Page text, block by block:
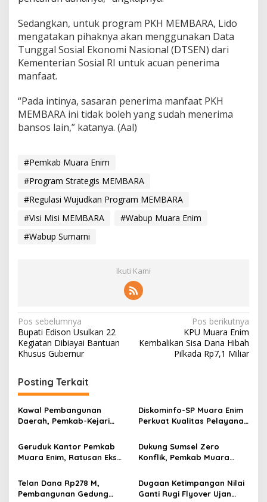
Sedangkan, untuk program PKH MEMBARA, Lido
mengatakan pihaknya akan menggunakan Data
Tunggal Sosial Ekonomi Nasional (DTSEN) dari
Kementerian Sosial RI untuk acuan penerima
manfaat.
“Pada intinya, sasaran penerima manfaat PKH
MEMBARA ini tidak boleh yang sudah menerima
bansos lain,” katanya. (Aal)
#Pemkab Muara Enim
#Program Strategis MEMBARA
#Regulasi Wujudkan Program MEMBARA
#Visi Misi MEMBARA
#Wabup Muara Enim
#Wabup Sumarni
Ikuti Kami
N
a
v
i
g
a
s
i
p
o
s
Pos sebelumnya
Bupati Edison Usulkan 22
Kegiatan Dibiayai Bantuan
Khusus Gubernur
Pos berikutnya
KPU Muara Enim
Kembalikan Sisa Dana Hibah
Pilkada Rp7,1 Miliar
Posting Terkait
Kawal Pembangunan
Daerah, Pemkab-Kejari
Pendampingan Hukum
Diskominfo-SP Muara Enim
Perkuat Kualitas Pelayanan
LAPOR dan PPID
Geruduk Kantor Pemkab
Muara Enim, Ratusan Eks
Perusahaan Lunasi Hak
Pekerja
Dukung Sumsel Zero
Konflik, Pemkab Muara
Cegah Intoleransi dan
Radikalisme
Telan Dana Rp278 M,
Pembangunan Gedung
Dugaan Ketimpangan Nilai
Ganti Rugi Flyover Ujan